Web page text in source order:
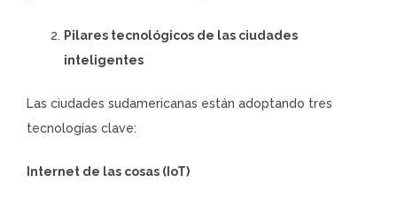
Pilares tecnológicos de las ciudades
inteligentes
Las ciudades sudamericanas están adoptando tres
tecnologías clave:
Internet de las cosas (IoT)